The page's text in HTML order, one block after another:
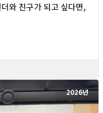
와 친구가 되고 싶다면,
2026년